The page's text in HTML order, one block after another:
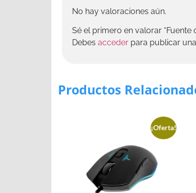
No hay valoraciones aún.
Sé el primero en valorar
Debes acceder para publicar
Productos
¡Oferta!